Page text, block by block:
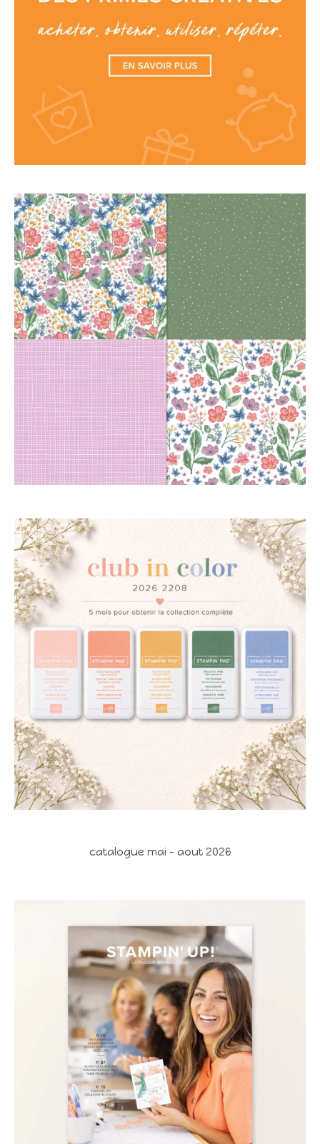
catalogue mai - aout 2026